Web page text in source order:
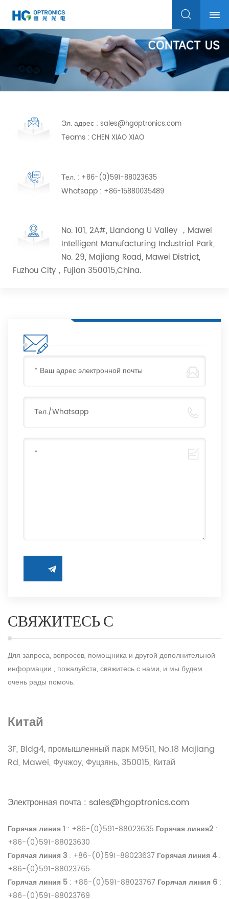
Эл. адрес : sales@hgoptronics.com
Teams : CHEN XIAO XIAO
Тел. : +86-(0)591-88023635
Whatsapp : +86-15880035489
No. 101, 2A#, Liandong U Valley ，Mawei
Intelligent Manufacturing Industrial Park,
No. 29, Majiang Road, Mawei District,
Fuzhou City，Fujian 350015,China.
СВЯЖИТЕСЬ С
Для запроса, вопросов, помощника и другой дополнительной
информации , пожалуйста, свяжитесь с нами, и мы будем
очень рады помочь.
Китай
3F, Bldg4, промышленный парк M9511, No.18 Majiang
Rd, Mawei, Фучжоу, Фуцзянь, 350015, Китай
Электронная почта : sales@hgoptronics.com
Горячая линия 1 : +86-(0)591-88023635 Горячая линия2 :
+86-(0)591-88023630
Горячая линия 3 : +86-(0)591-88023637 Горячая линия 4 :
+86-(0)591-88023765
Горячая линия 5 : +86-(0)591-88023767 Горячая линия 6 :
+86-(0)591-88023769